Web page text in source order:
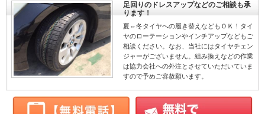
足回りのドレスアップなどのご相談も承
ります！
夏⇔冬タイヤへの履き替えなどもＯＫ！タイ
ヤのローテーションやインチアップなどもご
相談ください。なお、当社にはタイヤチェン
ジャーがございません。組み換えなどの作業
は協力会社への外注とさせていただいていま
すので予めご容赦願います。